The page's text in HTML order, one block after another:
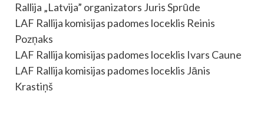
Rallija „Latvija” organizators Juris Sprūde
LAF Rallija komisijas padomes loceklis Reinis
Pozņaks
LAF Rallija komisijas padomes loceklis Ivars Caune
LAF Rallija komisijas padomes loceklis Jānis
Krastiņš